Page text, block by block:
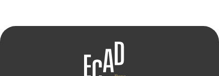
somos responsáveis pelas Políticas de Privacidade e
Dados de terceiros e nem pelo conteúdo de quaisquer
conteúdos ou serviços ligados à ambientes que não os